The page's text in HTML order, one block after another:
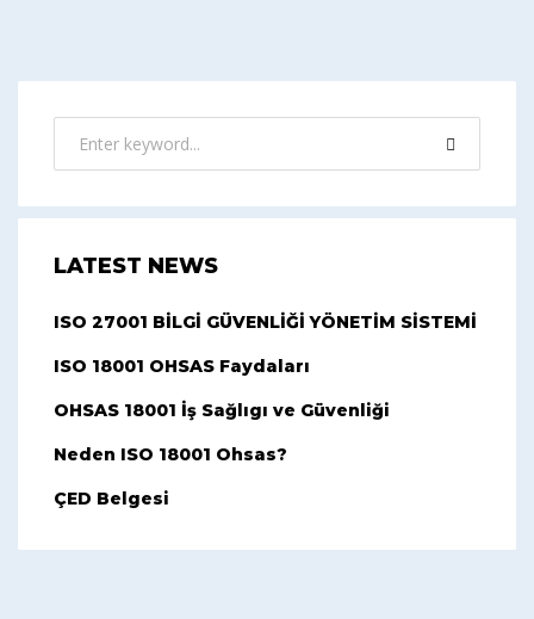
LATEST NEWS
ISO 27001 BİLGİ GÜVENLİĞİ YÖNETİM SİSTEMİ
ISO 18001 OHSAS Faydaları
OHSAS 18001 İş Sağlıgı ve Güvenliği
Neden ISO 18001 Ohsas?
ÇED Belgesi